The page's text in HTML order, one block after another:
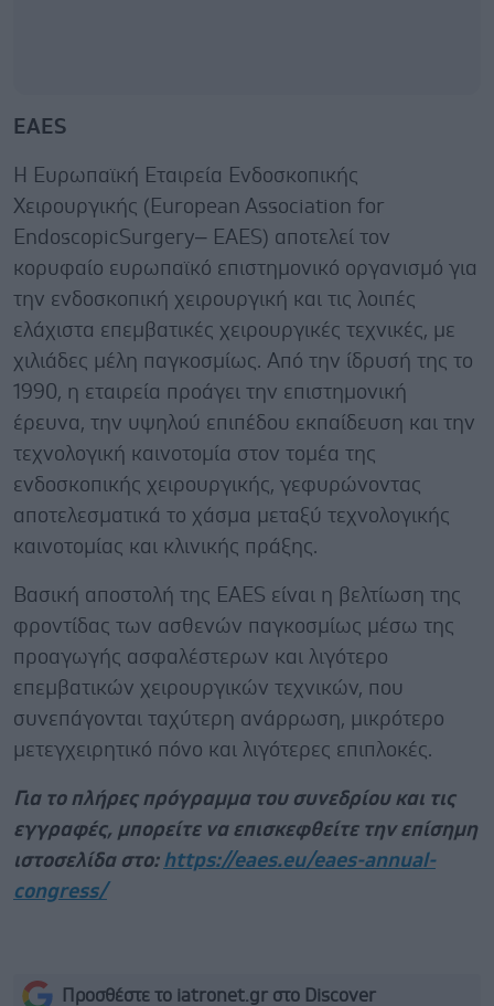
EAES
Η Ευρωπαϊκή Εταιρεία Ενδοσκοπικής
Χειρουργικής (European Association for
EndoscopicSurgery– EAES) αποτελεί τον
κορυφαίο ευρωπαϊκό επιστημονικό οργανισμό για
την ενδοσκοπική χειρουργική και τις λοιπές
ελάχιστα επεμβατικές χειρουργικές τεχνικές, με
χιλιάδες μέλη παγκοσμίως. Από την ίδρυσή της το
1990, η εταιρεία προάγει την επιστημονική
έρευνα, την υψηλού επιπέδου εκπαίδευση και την
τεχνολογική καινοτομία στον τομέα της
ενδοσκοπικής χειρουργικής, γεφυρώνοντας
αποτελεσματικά το χάσμα μεταξύ τεχνολογικής
καινοτομίας και κλινικής πράξης.
Βασική αποστολή της EAES είναι η βελτίωση της
φροντίδας των ασθενών παγκοσμίως μέσω της
προαγωγής ασφαλέστερων και λιγότερο
επεμβατικών χειρουργικών τεχνικών, που
συνεπάγονται ταχύτερη ανάρρωση, μικρότερο
μετεγχειρητικό πόνο και λιγότερες επιπλοκές.
Για το πλήρες πρόγραμμα του συνεδρίου και τις
εγγραφές, μπορείτε να επισκεφθείτε την επίσημη
ιστοσελίδα στο: https://eaes.eu/eaes-annual-
congress/
Προσθέστε το iatronet.gr στο Discover